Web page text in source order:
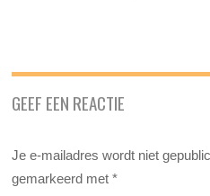
GEEF EEN REACTIE
Je e-mailadres wordt niet
gemarkeerd met*